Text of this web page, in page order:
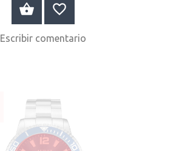
COMPRAR AHORA
Escribir comentario